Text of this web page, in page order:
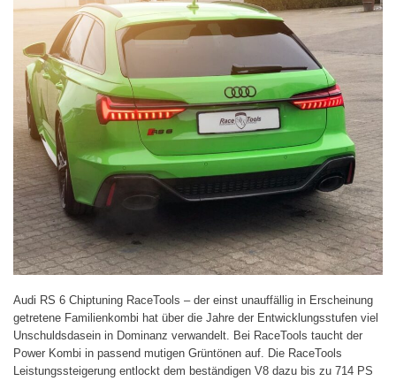
Audi RS 6 Chiptuning RaceTools – der einst unauffällig in Erscheinung
getretene Familienkombi hat über die Jahre der Entwicklungsstufen viel
Unschuldsdasein in Dominanz verwandelt. Bei RaceTools taucht der
Power Kombi in passend mutigen Grüntönen auf. Die RaceTools
Leistungssteigerung entlockt dem beständigen V8 dazu bis zu 714 PS